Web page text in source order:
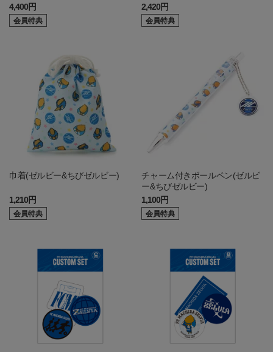
4,400円
会員特典
2,420円
会員特典
巾着(ゼルビー&ちびゼルビー)
1,210円
会員特典
チャーム付きボールペン(ゼルビ
ー&ちびゼルビー)
1,100円
会員特典